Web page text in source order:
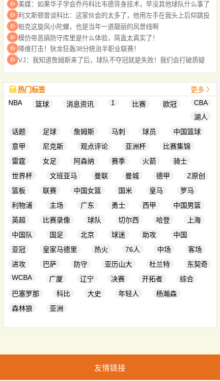
美媒：如果华子学会乔丹科比韦德背身技术，早没其他球队什么事了
利文斯顿曾谈科比：这家伙会的太多了，他用左手在我头上后仰跳投
帕克这旋风小陀螺，也是当年一道靓丽的风景线啊
模仿帝恶搞防守库里是什么体验，简直太真实了！
降维打击！狄龙狂轰38分统治半职业联赛！
VJ：我知道詹姆斯来了后，球队不夺冠就是失败！我们会打破质疑
热门标签
更多
NBA
篮球 消息资讯 1 比赛 欧冠
CBA
湖人
话题
足球 詹姆斯 马刺 球员
中国篮球
意甲
尼克斯 观点评论 亚洲杯
比赛集锦
雷霆
女足 阿森纳 赛季 火箭
骑士
世界杯
文班亚马 曼联 曼城 德甲
Z原创
篮板
联赛 中国女篮 国米 皇马
罗马
利物浦
主场 广东 勇士 西甲
中国男篮
英超
比赛录像 球队 切尔西 哈登
上海
中国队
国足 北京 球迷 助攻
中国
亚冠
皇家马德里 热火 76人 中场
客场
进攻
巴萨 防守 亚历山大 杜兰特
东契奇
WCBA
广厦 辽宁 决赛 开拓者
综合
巴塞罗那
科比 大史 年轻人
杨瀚森
森林狼
亚洲
友情链接